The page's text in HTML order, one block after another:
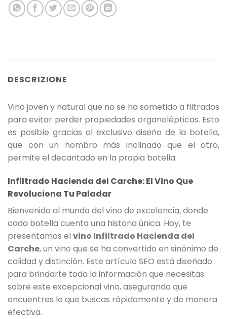
DESCRIZIONE
Vino joven y natural que no se ha sometido a filtrados
para evitar perder propiedades organolépticas. Esto
es posible gracias al exclusivo diseño de la botella,
que con un hombro más inclinado que el otro,
permite el decantado en la propia botella.
Infiltrado Hacienda del Carche: El Vino Que
Revoluciona Tu Paladar
Bienvenido al mundo del vino de excelencia, donde
cada botella cuenta una historia única. Hoy, te
presentamos el vino Infiltrado Hacienda del
Carche, un vino que se ha convertido en sinónimo de
calidad y distinción. Este artículo SEO está diseñado
para brindarte toda la información que necesitas
sobre este excepcional vino, asegurando que
encuentres lo que buscas rápidamente y de manera
efectiva.